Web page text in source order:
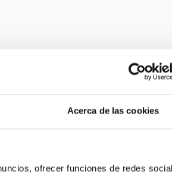
Acerca de las cookies
ofrecer funciones de redes